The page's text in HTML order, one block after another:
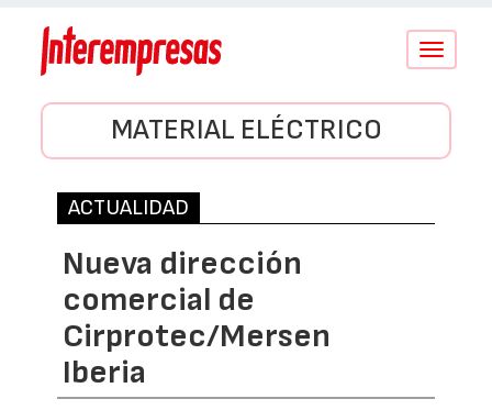
Conmutar
MATERIAL ELÉCTRICO
ACTUALIDAD
Nueva dirección
comercial de
Cirprotec/Mersen
Iberia